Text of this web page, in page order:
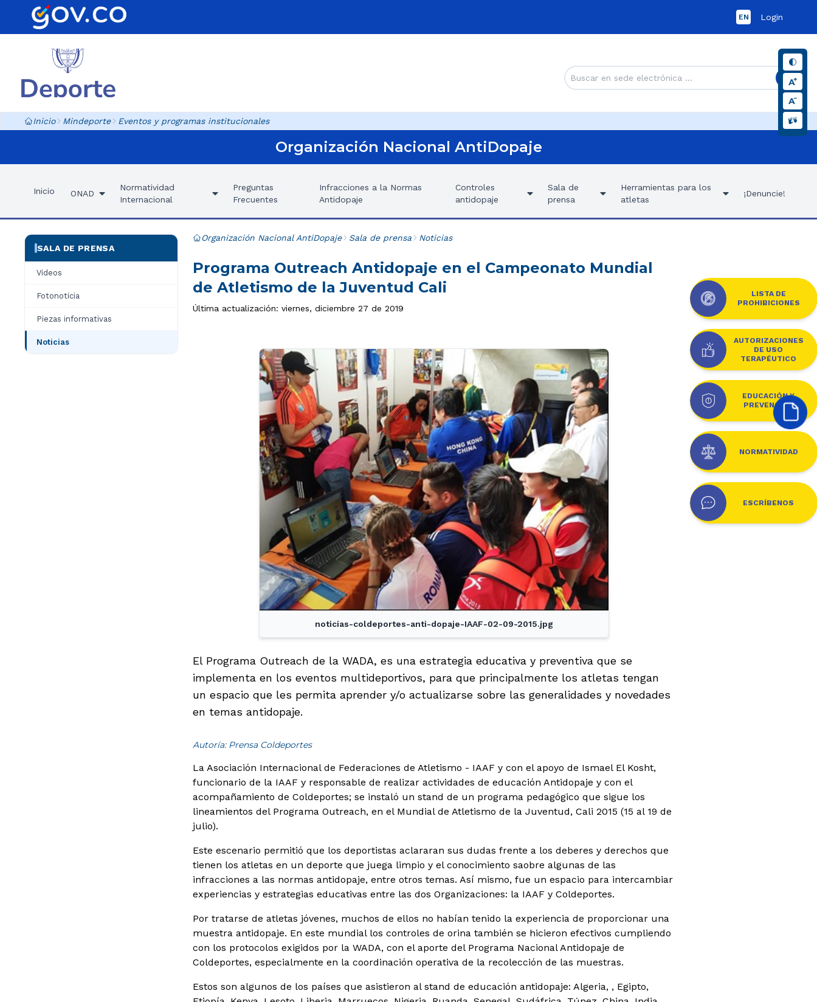
EN Login
Inicio Mindeporte Eventos y programas institucionales
Organización Nacional AntiDopaje
Inicio ONAD
Normatividad
Internacional
Preguntas
Frecuentes
Infracciones a la Normas
Antidopaje
Controles
antidopaje
Sala de
prensa
Herramientas para los
atletas
¡Denuncie!
SALA DE PRENSA
Videos
Fotonoticia
Piezas informativas
Noticias
Organización Nacional AntiDopaje Sala de prensa Noticias
Programa Outreach Antidopaje en el Campeonato Mundial
de Atletismo de la Juventud Cali
Última actualización: viernes, diciembre 27 de 2019
noticias-coldeportes-anti-dopaje-IAAF-02-09-2015.jpg
El Programa Outreach de la WADA, es una estrategia educativa y preventiva que se
implementa en los eventos multideportivos, para que principalmente los atletas tengan
un espacio que les permita aprender y/o actualizarse sobre las generalidades y novedades
en temas antidopaje.
Autoría: Prensa Coldeportes
La Asociación Internacional de Federaciones de Atletismo - IAAF y con el apoyo de Ismael El Kosht,
funcionario de la IAAF y responsable de realizar actividades de educación Antidopaje y con el
acompañamiento de Coldeportes; se instaló un stand de un programa pedagógico que sigue los
lineamientos del Programa Outreach, en el Mundial de Atletismo de la Juventud, Cali 2015 (15 al 19 de
julio).
Este escenario permitió que los deportistas aclararan sus dudas frente a los deberes y derechos que
tienen los atletas en un deporte que juega limpio y el conocimiento saobre algunas de las
infracciones a las normas antidopaje, entre otros temas. Así mismo, fue un espacio para intercambiar
experiencias y estrategias educativas entre las dos Organizaciones: la IAAF y Coldeportes.
Por tratarse de atletas jóvenes, muchos de ellos no habían tenido la experiencia de proporcionar una
muestra antidopaje. En este mundial los controles de orina también se hicieron efectivos cumpliendo
con los protocolos exigidos por la WADA, con el aporte del Programa Nacional Antidopaje de
Coldeportes, especialmente en la coordinación operativa de la recolección de las muestras.
Estos son algunos de los países que asistieron al stand de educación antidopaje: Algeria, , Egipto,
LISTA DE
PROHIBICIONES
AUTORIZACIONES
DE USO
TERAPÉUTICO
EDUCACIÓN Y
PREVENCIÓN
NORMATIVIDAD
ESCRÍBENOS